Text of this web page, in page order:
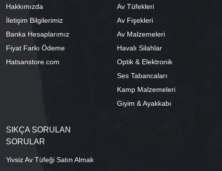
Hakkımızda
İletişim Bilgilerimiz
Banka Hesaplarımız
Fiyat Farkı Ödeme
Hatsanstore.com
Av Tüfekleri
Av Fişekleri
Av Malzemeleri
Havalı Silahlar
Optik & Elektronik
Ses Tabancaları
Kamp Malzemeleri
Giyim & Ayakkabı
SIKÇA SORULAN
SORULAR
Yivsiz Av Tüfeği Satın Almak